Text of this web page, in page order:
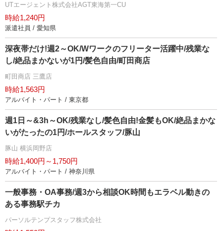
UTエージェント株式会社AGT東海第一CU
時給1,240円
派遣社員 / 愛知県
深夜帯だけ!週2～OK/Wワークのフリーター活躍中/残業な
し/絶品まかないが1円/髪色自由/町田商店
町田商店 三鷹店
時給1,563円
アルバイト・パート / 東京都
週1日～&3h～OK/残業なし/髪色自由!金髪もOK/絶品まかな
いがたったの1円/ホールスタッフ/豚山
豚山 横浜岡野店
時給1,400円～1,750円
アルバイト・パート / 神奈川県
一般事務・OA事務/週3から相談OK時間もエラベル動きの
ある事務駅チカ
パーソルテンプスタッフ株式会社